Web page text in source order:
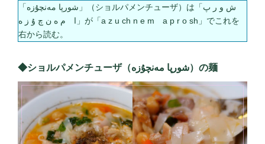
「شورپا مەنچۇزە」（ショルパメンチューザ）は「ش و ر پ
ا م ە ن چ ۇ ز ە」が「a z u ch n e m a p r o sh」でこれを
右から読む。
◆ショルパメンチューザ（شورپا مەنچۇزە）の麺